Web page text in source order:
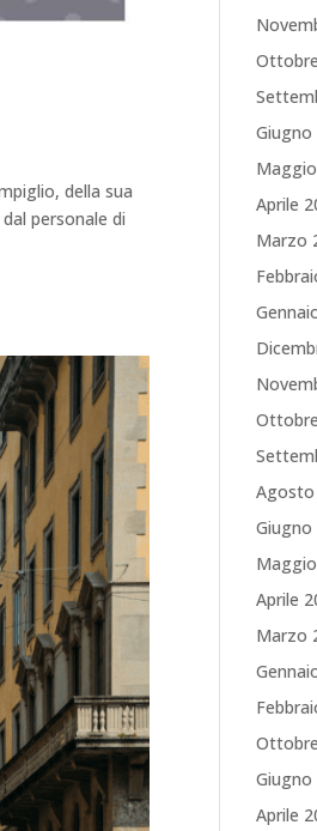
della sua
personale di
Giugno
Aprile
Marzo
Agosto
Giugno
Aprile
Marzo
Giugno
Aprile